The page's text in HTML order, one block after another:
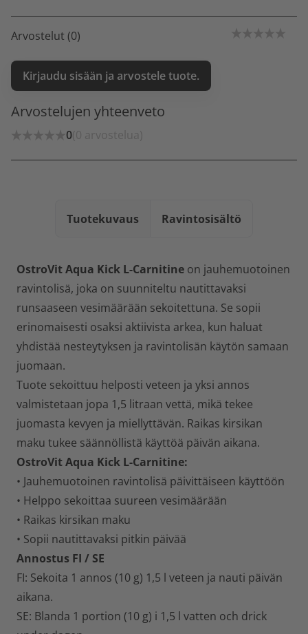
Arvostelut (0)
Kirjaudu sisään ja arvostele tuote.
Arvostelujen yhteenveto
0(0 arvostelua)
Tuotekuvaus Ravintosisältö
OstroVit Aqua Kick L-Carnitine on jauhemuotoinen
ravintolisä, joka on suunniteltu nautittavaksi
runsaaseen vesimäärään sekoitettuna. Se sopii
erinomaisesti osaksi aktiivista arkea, kun haluat
yhdistää nesteytyksen ja ravintolisän käytön samaan
juomaan.
Tuote sekoittuu helposti veteen ja yksi annos
valmistetaan jopa 1,5 litraan vettä, mikä tekee
juomasta kevyen ja miellyttävän. Raikas kirsikan
maku tukee säännöllistä käyttöä päivän aikana.
OstroVit Aqua Kick L-Carnitine:
• Jauhemuotoinen ravintolisä päivittäiseen käyttöön
• Helppo sekoittaa suureen vesimäärään
• Raikas kirsikan maku
• Sopii nautittavaksi pitkin päivää
Annostus FI / SE
FI: Sekoita 1 annos (10 g) 1,5 l veteen ja nauti päivän
aikana.
SE: Blanda 1 portion (10 g) i 1,5 l vatten och drick